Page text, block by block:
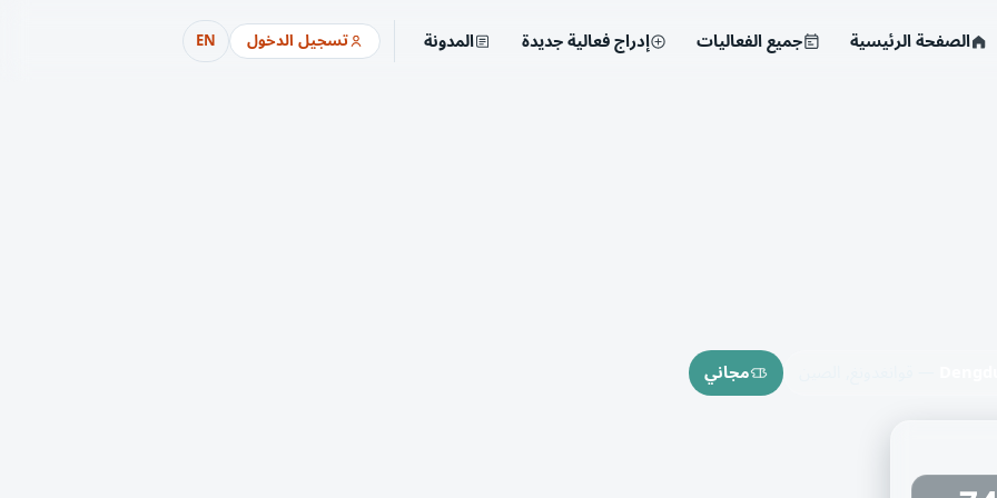
الصفحة الرئيسية جميع الفعاليات إدراج فعالية جديدة المدونة تسجيل الدخول EN
مجاني